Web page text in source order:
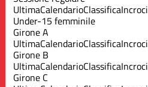
UltimaCalendarioClassificaIncroci
Under-15 femminile
Girone A
UltimaCalendarioClassificaIncroci
Girone B
UltimaCalendarioClassificaIncroci
Girone C